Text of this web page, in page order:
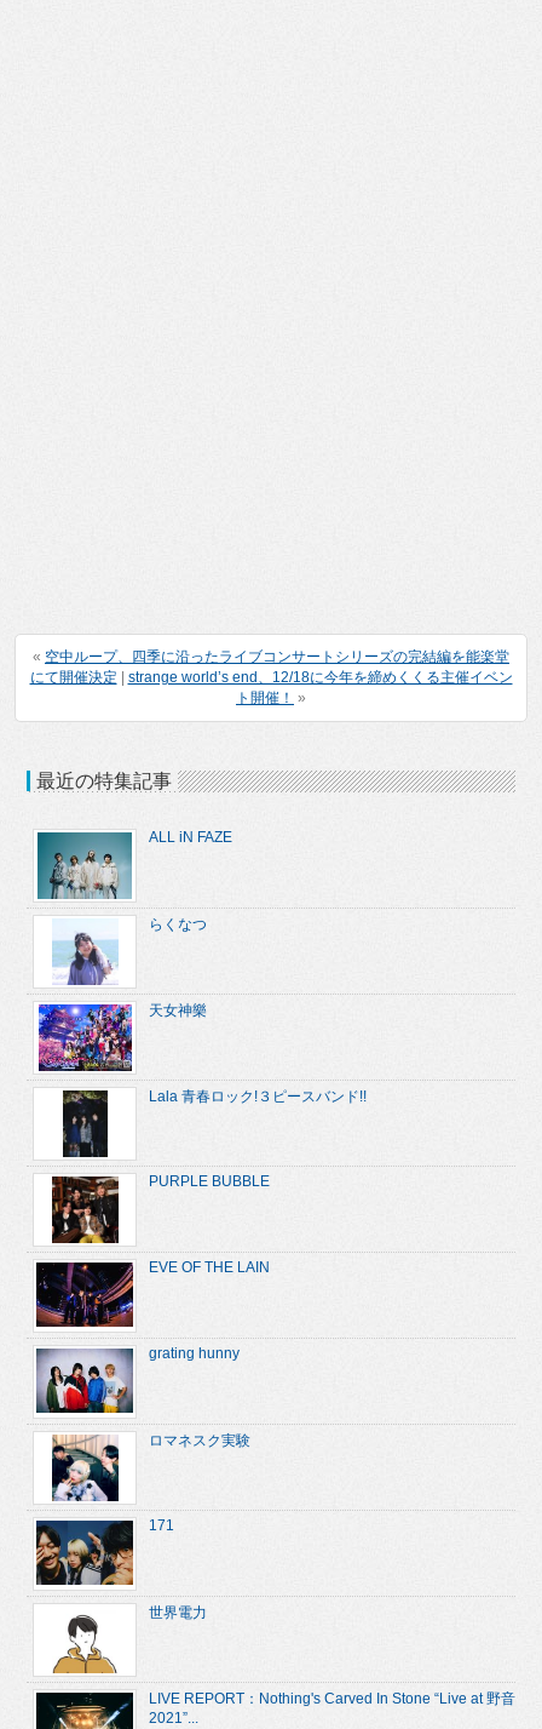
« 空中ループ、四季に沿ったライブコンサートシリーズの完結編を能楽堂
にて開催決定
strange world’s end、12/18に今年を締めくくる主催イベン
ト開催！ »
最近の特集記事
ALL iN FAZE
らくなつ
天女神樂
Lala 青春ロック!３ピースバンド!!
PURPLE BUBBLE
EVE OF THE LAIN
grating hunny
ロマネスク実験
171
世界電力
LIVE REPORT：Nothing's Carved In Stone “Live at 野音
2021”...